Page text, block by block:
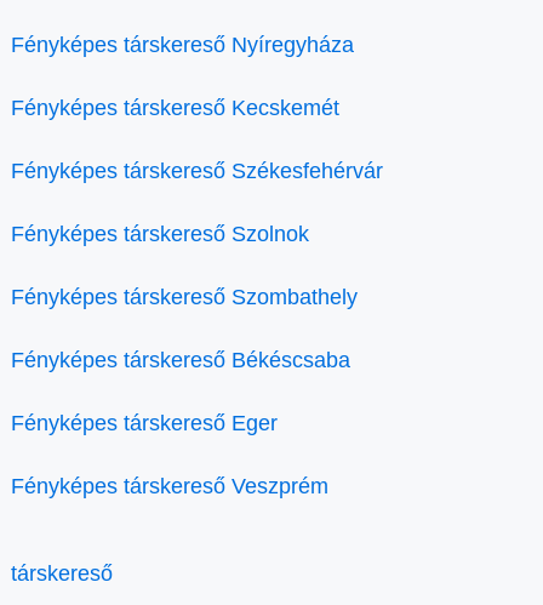
Fényképes társkereső Nyíregyháza
Fényképes társkereső Kecskemét
Fényképes társkereső Székesfehérvár
Fényképes társkereső Szolnok
Fényképes társkereső Szombathely
Fényképes társkereső Békéscsaba
Fényképes társkereső Eger
Fényképes társkereső Veszprém
társkereső